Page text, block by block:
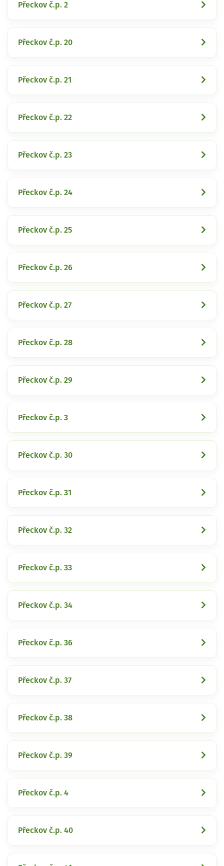
Přeckov č.p. 2
Přeckov č.p. 20
Přeckov č.p. 21
Přeckov č.p. 22
Přeckov č.p. 23
Přeckov č.p. 24
Přeckov č.p. 25
Přeckov č.p. 26
Přeckov č.p. 27
Přeckov č.p. 28
Přeckov č.p. 29
Přeckov č.p. 3
Přeckov č.p. 30
Přeckov č.p. 31
Přeckov č.p. 32
Přeckov č.p. 33
Přeckov č.p. 34
Přeckov č.p. 36
Přeckov č.p. 37
Přeckov č.p. 38
Přeckov č.p. 39
Přeckov č.p. 4
Přeckov č.p. 40